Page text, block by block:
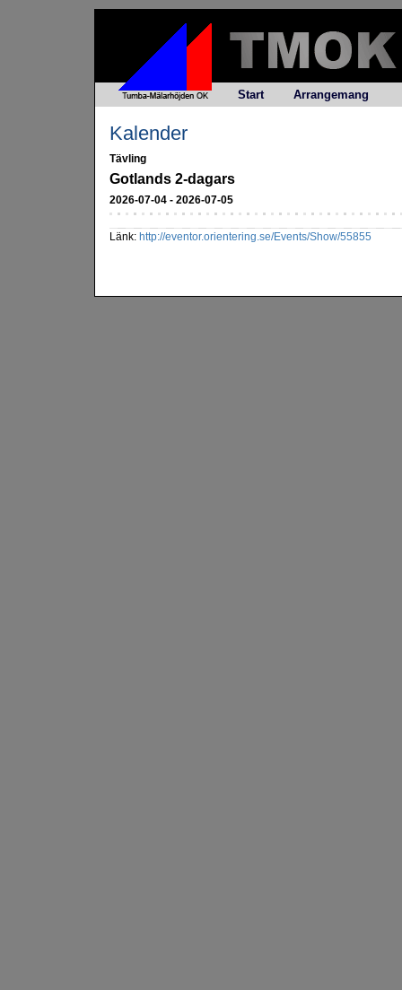
Start Arrangemang
Kalender
Tävling
Gotlands 2-dagars
2026-07-04 - 2026-07-05
Länk: http://eventor.orientering.se/Events/Show/55855